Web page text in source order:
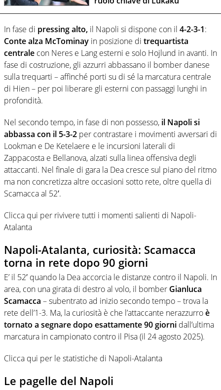
In fase di pressing alto, il Napoli si dispone con il 4-2-3-1:
Conte alza McTominay in posizione di trequartista
centrale con Neres e Lang esterni e solo Hojlund in avanti. In
fase di costruzione, gli azzurri abbassano il bomber danese
sulla trequarti – affinché porti su di sé la marcatura centrale
di Hien – per poi liberare gli esterni con passaggi lunghi in
profondità.
Nel secondo tempo, in fase di non possesso, il Napoli si
abbassa con il 5-3-2 per contrastare i movimenti avversari di
Lookman e De Ketelaere e le incursioni laterali di
Zappacosta e Bellanova, alzati sulla linea offensiva degli
attaccanti. Nel finale di gara la Dea cresce sul piano del ritmo
ma non concretizza altre occasioni sotto rete, oltre quella di
Scamacca al 52′.
Clicca qui per rivivere tutti i momenti salienti di Napoli-
Atalanta
Napoli-Atalanta, curiosità: Scamacca
torna in rete dopo 90 giorni
E’ il 52′ quando la Dea accorcia le distanze contro il Napoli. In
area, con una girata di destro al volo, il bomber Gianluca
Scamacca – subentrato ad inizio secondo tempo – trova la
rete dell’1-3. Ma, la curiosità è che l’attaccante nerazzurroè
tornato a segnare dopo esattamente 90 giorni dall’ultima
marcatura in campionato contro il Pisa (il 24 agosto 2025).
Clicca qui per le statistiche di Napoli-Atalanta
Le pagelle del Napoli